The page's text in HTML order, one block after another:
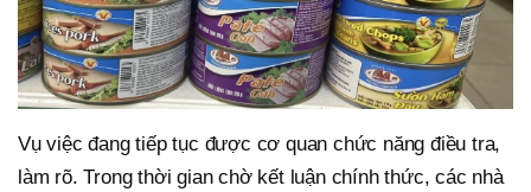
Vụ việc đang tiếp tục được cơ quan chức năng điều tra,
làm rõ. Trong thời gian chờ kết luận chính thức, các nhà